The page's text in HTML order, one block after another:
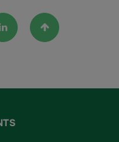
Linkedin Haut de la